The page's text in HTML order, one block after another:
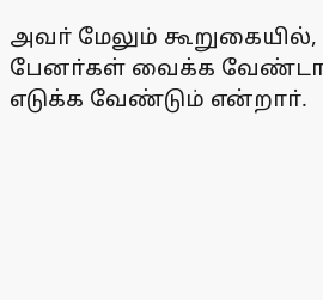
அவா் மேலும் கூறுகையில்,
பேனா்கள் வைக்க வேண்டாம்
எடுக்க வேண்டும் என்றாா்.